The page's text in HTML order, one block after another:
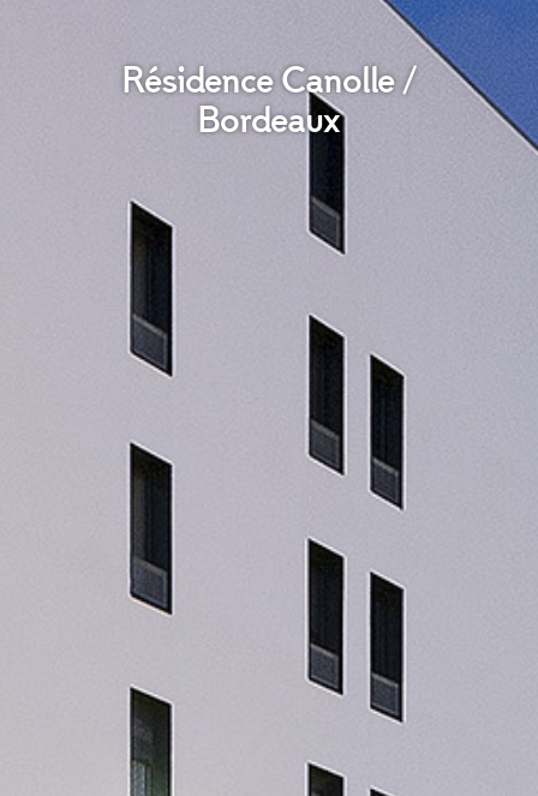
Résidence Canolle /
Bordeaux